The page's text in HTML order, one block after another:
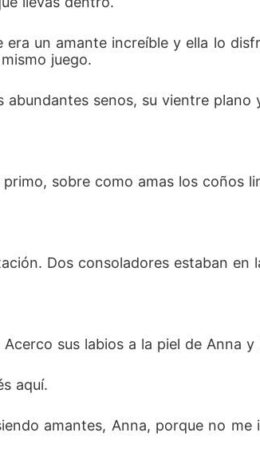
un amante increíble y ella lo
juego.
abundantes senos, su vientre plano
sobre como amas los coños
Dos consoladores estaban en
sus labios a la piel de Anna
aquí.
amantes, Anna, porque no